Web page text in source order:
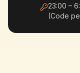
23:00 –
(Code